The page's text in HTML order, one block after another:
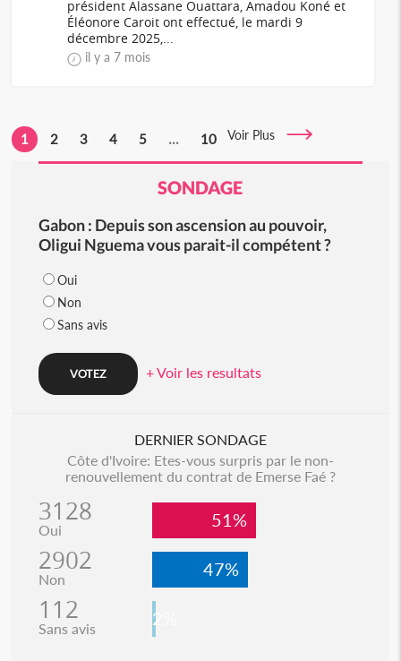
président Alassane Ouattara, Amadou Koné et
Éléonore Caroit ont effectué, le mardi 9
décembre 2025,...
il y a 7 mois
1 2 3 4 5 ... 10 Voir Plus
SONDAGE
Gabon : Depuis son ascension au pouvoir,
Oligui Nguema vous parait-il compétent ?
Oui
Non
Sans avis
+ Voir les resultats
DERNIER SONDAGE
Côte d'Ivoire: Etes-vous surpris par le non-
renouvellement du contrat de Emerse Faé ?
3128
Oui 51%
2902
Non 47%
112
Sans avis 2%